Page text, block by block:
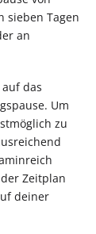
sieben Tagen
an
das
Um
zu
Zeitplan
deiner